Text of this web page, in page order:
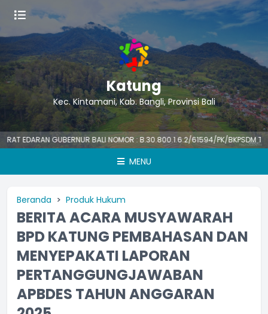
Katung
Kec. Kintamani, Kab. Bangli, Provinsi Bali
GUBERNUR BALI NOMOR : B.30.800.1.6.2/61594/PK/BKPSDM
MENU
Beranda Produk Hukum
BERITA ACARA MUSYAWARAH
BPD KATUNG PEMBAHASAN DAN
MENYEPAKATI LAPORAN
PERTANGGUNGJAWABAN
APBDES TAHUN ANGGARAN